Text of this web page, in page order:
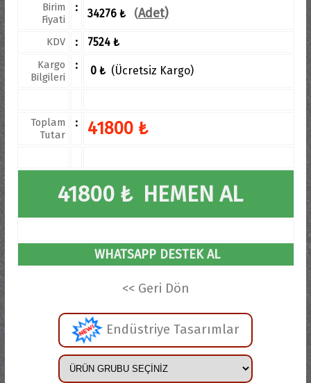
Birim
Fiyati
: 34276 ₺ (Adet)
KDV : 7524 ₺
Kargo
Bilgileri
: 0 ₺ (Ücretsiz Kargo)
Toplam
Tutar
: 41800 ₺
41800 ₺ HEMEN AL
WHATSAPP DESTEK AL
<< Geri Dön
Endüstriye Tasarımlar